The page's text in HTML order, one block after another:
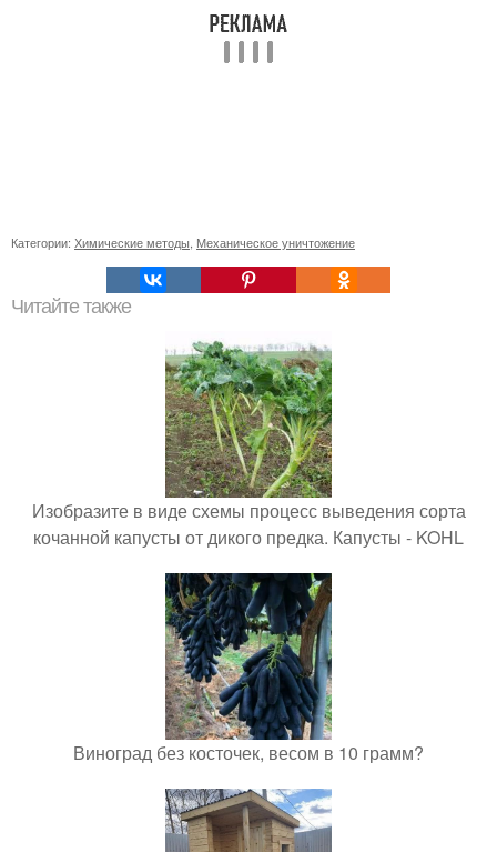
Категории: Химические методы Механическое уничтожение
Читайте также
Изобразите в виде схемы процесс выведения сорта
кочанной капусты от дикого предка. Капусты - KOHL
Виноград без косточек, весом в 10 грамм?